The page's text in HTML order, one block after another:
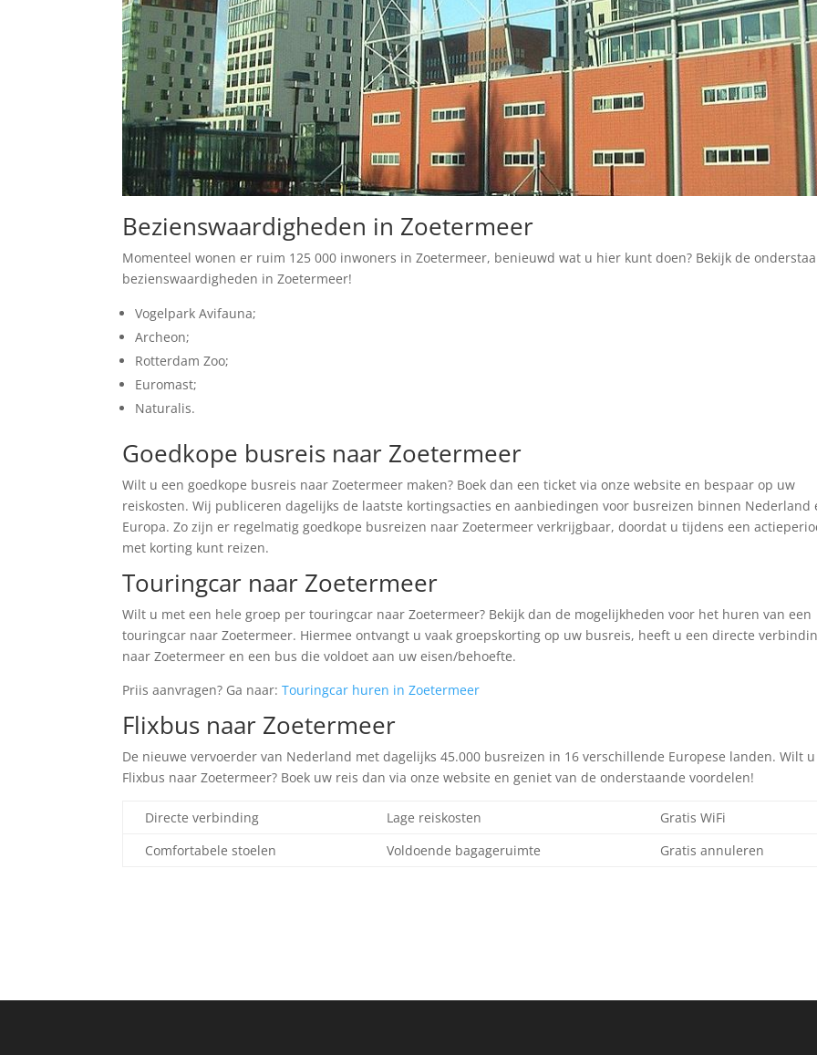
Bezienswaardigheden in Zoetermeer
Momenteel wonen er ruim 125 000 inwoners in Zoetermeer, benieuwd wat u hier kunt doen? Bekijk de
bezienswaardigheden in Zoetermeer!
Vogelpark Avifauna;
Archeon;
Rotterdam Zoo;
Euromast;
Naturalis.
Goedkope busreis naar Zoetermeer
Wilt u een goedkope busreis naar Zoetermeer maken? Boek dan een ticket via onze website en bespaar op uw
reiskosten. Wij publiceren dagelijks de laatste kortingsacties en aanbiedingen voor busreizen binnen Nederland
Europa. Zo zijn er regelmatig goedkope busreizen naar Zoetermeer verkrijgbaar, doordat u tijdens een
met korting kunt reizen.
Touringcar naar Zoetermeer
Wilt u met een hele groep per touringcar naar Zoetermeer? Bekijk dan de mogelijkheden voor het huren van een
touringcar naar Zoetermeer. Hiermee ontvangt u vaak groepskorting op uw busreis, heeft u een directe
naar Zoetermeer en een bus die voldoet aan uw eisen/behoefte.
Priis aanvragen? Ga naar:Touringcar huren in Zoetermeer
Flixbus naar Zoetermeer
De nieuwe vervoerder van Nederland met dagelijks 45.000 busreizen in 16 verschillende Europese landen. Wilt
Flixbus naar Zoetermeer? Boek uw reis dan via onze website en geniet van de onderstaande voordelen!
Directe verbinding Lage reiskosten
Gratis WiFi
Comfortabele stoelen
Voldoende bagageruimte Gratis annuleren